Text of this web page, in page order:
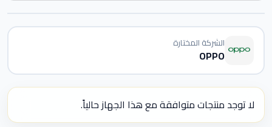
الشركة المختارة
OPPO
لا توجد منتجات متوافقة مع هذا الجهاز حالياً.